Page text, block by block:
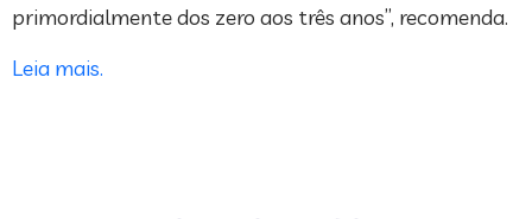
primordialmente dos zero aos três anos”, recomenda.
Leia mais.